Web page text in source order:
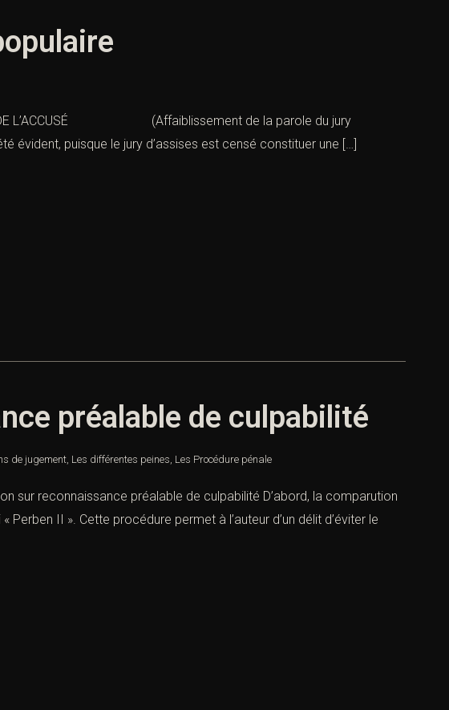
DE L’ACCUSÉ (Affaiblissement de la parole du jury
évident, puisque le jury d’assises est censé constituer une […]
préalable de culpabilité
de jugement, Les différentes peines, Les Procédure pénale
sur reconnaissance préalable de culpabilité D’abord, la comparution
II ». Cette procédure permet à l’auteur d’un délit d’éviter le